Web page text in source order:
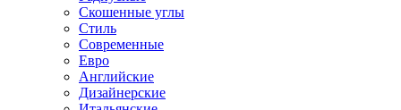
Скошенные углы
Стиль
Современные
Евро
Английские
Дизайнерские